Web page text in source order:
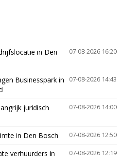
07-08-2026 16:20
in Den
07-08-2026 14:43
Businesspark in
07-08-2026 14:00
juridisch
07-08-2026 12:50
in Den Bosch
07-08-2026 12:19
verhuurders in